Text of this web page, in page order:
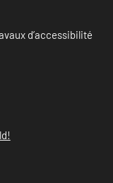
d’accessibilité